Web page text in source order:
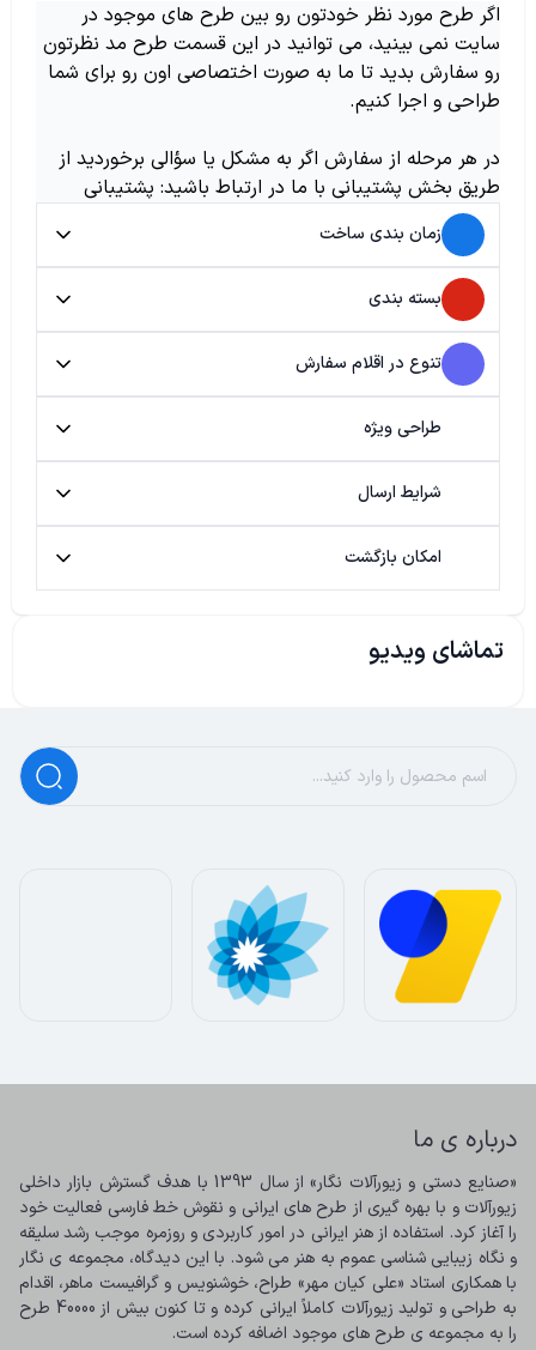
اگر طرح مورد نظر خودتون رو بین طرح های موجود در
سایت نمی بینید، می توانید در این قسمت طرح مد نظرتون
رو سفارش بدید تا ما به صورت اختصاصی اون رو برای شما
طراحی و اجرا کنیم.
در هر مرحله از سفارش اگر به مشکل یا سؤالی برخوردید از
طریق بخش پشتیبانی با ما در ارتباط باشید: پشتیبانی
زمان بندی ساخت
بسته بندی
تنوع در اقلام سفارش
طراحی ویژه
شرایط ارسال
امکان بازگشت
تماشای ویدیو
درباره ی ما
را به مجموعه ی طرح های موجود اضافه کرده است.